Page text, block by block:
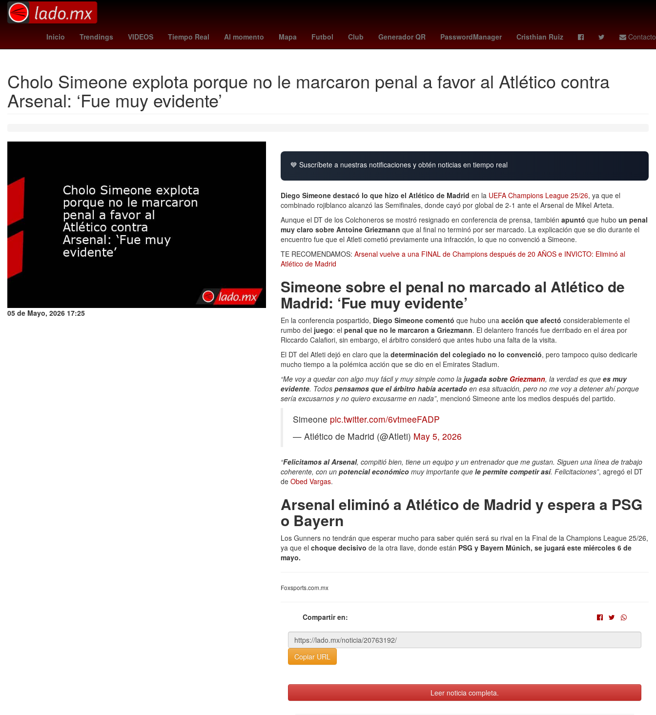
Inicio Trendings VIDEOS Tiempo Real Al momento Mapa Futbol Club Generador QR PasswordManager Cristhian Ruiz Contacto
casas infonavit o viviendas recuperadas loteria Argentina Harry Styles Yoko Taro el universal mexico siete reinos Eclipse Letizia Ortiz flightradar24
Cholo Simeone explota porque no le marcaron penal a favor al Atlético contra
Arsenal: ‘Fue muy evidente’
05 de Mayo, 2026 17:25
💙 Suscríbete a nuestras notificaciones y obtén noticias en tiempo real
Diego Simeone destacó lo que hizo el Atlético de Madrid en la UEFA Champions League 25/26, ya que el
combinado rojiblanco alcanzó las Semifinales, donde cayó por global de 2-1 ante el Arsenal de Mikel Arteta.
Aunque el DT de los Colchoneros se mostró resignado en conferencia de prensa, también apuntó que hubo un penal
muy claro sobre Antoine Griezmann que al final no terminó por ser marcado. La explicación que se dio durante el
encuentro fue que el Atleti cometió previamente una infracción, lo que no convenció a Simeone.
TE RECOMENDAMOS: Arsenal vuelve a una FINAL de Champions después de 20 AÑOS e INVICTO: Eliminó al
Atlético de Madrid
Simeone sobre el penal no marcado al Atlético de
Madrid: ‘Fue muy evidente’
En la conferencia pospartido, Diego Simeone comentó que hubo una acción que afectó considerablemente el
rumbo del juego: el penal que no le marcaron a Griezmann. El delantero francés fue derribado en el área por
Riccardo Calafiori, sin embargo, el árbitro consideró que antes hubo una falta de la visita.
El DT del Atleti dejó en claro que la determinación del colegiado no lo convenció, pero tampoco quiso dedicarle
mucho tiempo a la polémica acción que se dio en el Emirates Stadium.
“Me voy a quedar con algo muy fácil y muy simple como la jugada sobre Griezmann, la verdad es que es muy
evidente. Todos pensamos que el árbitro había acertado en esa situación, pero no me voy a detener ahí porque
sería excusarnos y no quiero excusarme en nada”, mencionó Simeone ante los medios después del partido.
Simeone pic.twitter.com/6vtmeeFADP
— Atlético de Madrid (@Atleti) May 5, 2026
“Felicitamos al Arsenal, compitió bien, tiene un equipo y un entrenador que me gustan. Siguen una línea de trabajo
coherente, con un potencial económico muy importante que le permite competir así. Felicitaciones”, agregó el DT
de Obed Vargas.
Arsenal eliminó a Atlético de Madrid y espera a PSG
o Bayern
Los Gunners no tendrán que esperar mucho para saber quién será su rival en la Final de la Champions League 25/26,
ya que el choque decisivo de la otra llave, donde están PSG y Bayern Múnich, se jugará este miércoles 6 de
mayo.
Foxsports.com.mx
Compartir en:
Copiar URL
Leer noticia completa.